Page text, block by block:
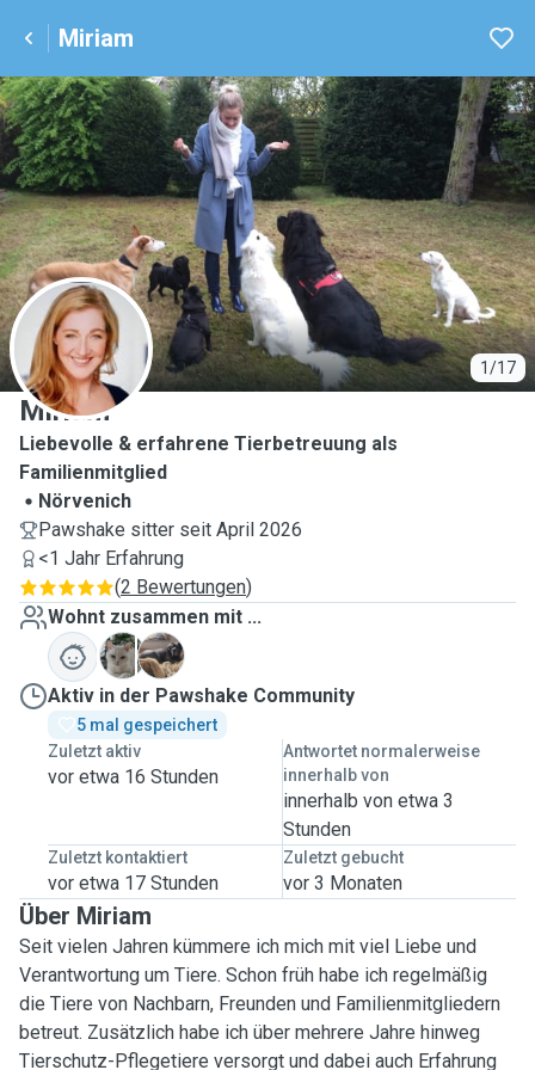
Miriam
1/17
M
Miriam
Liebevolle & erfahrene Tierbetreuung als
Familienmitglied
Nörvenich
Pawshake sitter seit April 2026
<1 Jahr Erfahrung
(2 Bewertungen)
Wohnt zusammen mit ...
C
R
Aktiv in der Pawshake Community
5 mal gespeichert
Zuletzt aktiv
vor etwa 16 Stunden
Antwortet normalerweise
innerhalb von
innerhalb von etwa 3
Stunden
Zuletzt kontaktiert
vor etwa 17 Stunden
Zuletzt gebucht
vor 3 Monaten
Über Miriam
Seit vielen Jahren kümmere ich mich mit viel Liebe und
Verantwortung um Tiere. Schon früh habe ich regelmäßig
die Tiere von Nachbarn, Freunden und Familienmitgliedern
betreut. Zusätzlich habe ich über mehrere Jahre hinweg
Tierschutz-Pflegetiere versorgt und dabei auch Erfahrung